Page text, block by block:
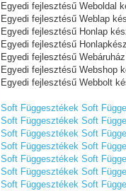
Egyedi fejlesztésű Weboldal
Egyedi fejlesztésű Weblap
Egyedi fejlesztésű Honlap
Egyedi fejlesztésű
Egyedi fejlesztésű
Egyedi fejlesztésű Webshop
Egyedi fejlesztésű Webbolt
Soft Függesztékek Soft
Soft Függesztékek Soft
Soft Függesztékek Soft
Soft Függesztékek Soft
Soft Függesztékek Soft
Soft Függesztékek Soft
Soft Függesztékek Soft